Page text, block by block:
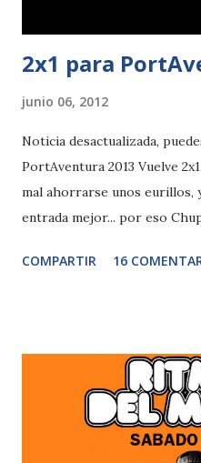
2x1 para
junio 06, 2012
Noticia desactualizada,
PortAventura 2013 Vuelve
mal ahorrarse unos eurillos,
entrada mejor... por eso
Chups Gomis que lleven el
COMPARTIR 16